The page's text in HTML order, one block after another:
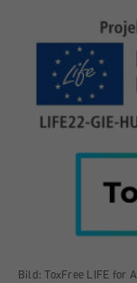
Bild: ToxFree LIFE for